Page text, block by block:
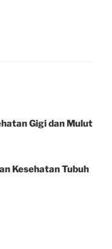
Gigi dan Mulut
Kesehatan Tubuh